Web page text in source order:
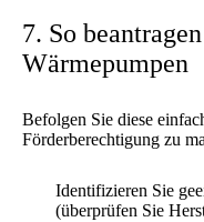
7. So
Wärmepumpen
Befolgen Sie diese
Förderberechtigung zu
Identifizieren Sie
(überprüfen Sie